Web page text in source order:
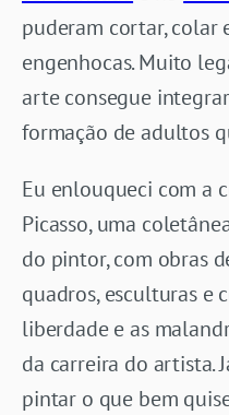
puderam cortar, colar
engenhocas. Muito
arte consegue
formação de adultos
Eu enlouqueci com a
Picasso, uma
do pintor, com obras
quadros, esculturas e
liberdade e as
da carreira do artista.
pintar o que bem